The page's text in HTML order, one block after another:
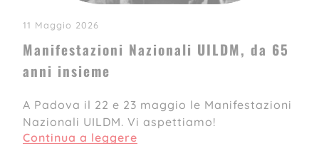
11 Maggio 2026
Manifestazioni Nazionali UILDM, da 65
anni insieme
A Padova il 22 e 23 maggio le Manifestazioni
Nazionali UILDM. Vi aspettiamo!
Continua a leggere